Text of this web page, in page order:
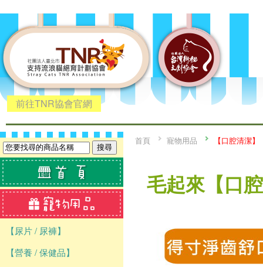
前往TNR協會官網
【尿片 / 尿褲】
【營養 / 保健品】
首頁 寵物用品 【口腔清潔】
毛起來【口